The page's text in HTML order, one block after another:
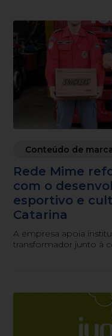
Conteúdo de
Rede Mime
com o
esportivo e
Catarina
A empresa apoia
transformador junto à